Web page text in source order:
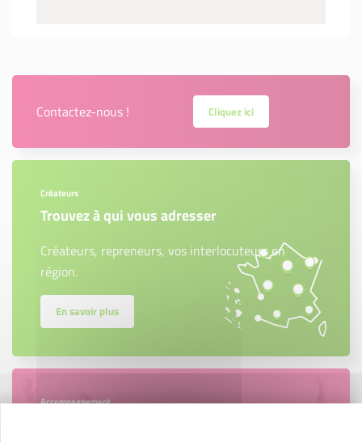
Contactez-nous ! Cliquez ici
Créateurs
Trouvez à qui vous adresser
Créateurs, repreneurs, vos interlocuteurs en
région.
En savoir plus
Accompagnement